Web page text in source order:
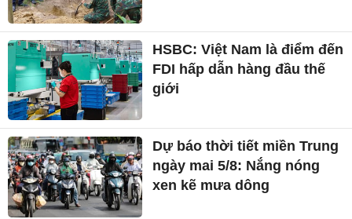
HSBC: Việt Nam là điểm đến
FDI hấp dẫn hàng đầu thế
giới
Dự báo thời tiết miền Trung
ngày mai 5/8: Nắng nóng
xen kẽ mưa dông